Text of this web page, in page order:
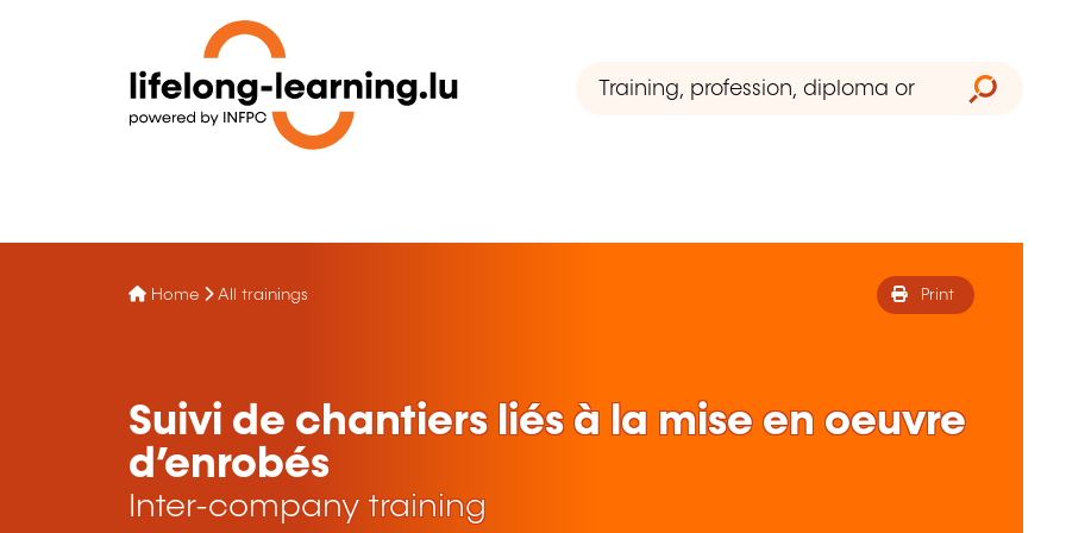
Home All trainings Print
Suivi de chantiers liés à la mise en oeuvre
d’enrobés
Inter-company training